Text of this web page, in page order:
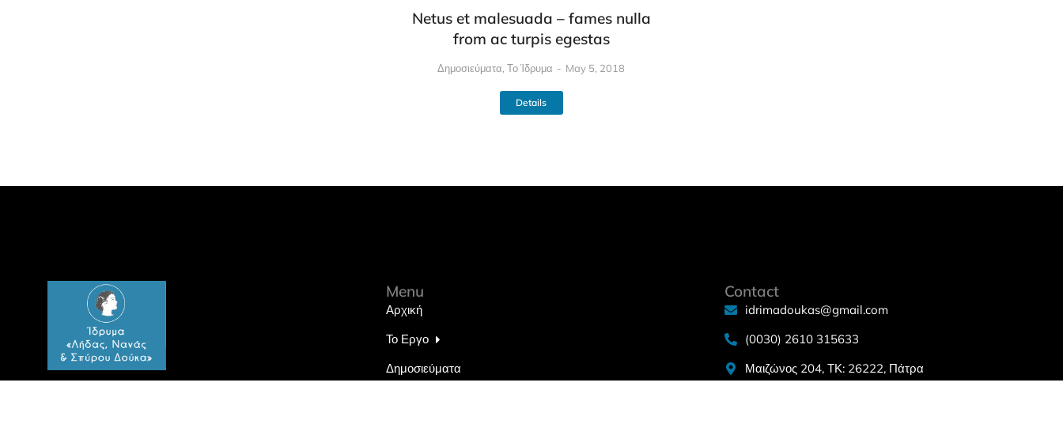
Netus et malesuada – fames nulla
from ac turpis egestas
Δημοσιεύματα,Το Ίδρυμα May 5, 2018
Details
Menu
Αρχική
Το Εργο
Δημοσιεύματα
Contact
idrimadoukas@gmail.com
(0030) 2610 315633
Μαιζώνος 204, ΤΚ: 26222, Πάτρα